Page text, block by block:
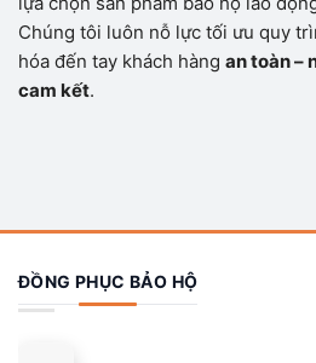
Chúng tôi luôn nỗ lực tối ưu quy
hóa đến tay khách hàng an toàn –
cam kết.
ĐỒNG PHỤC BẢO HỘ